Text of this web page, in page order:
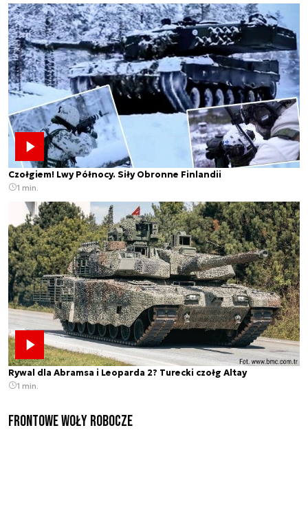
Czołgiem! Lwy Północy. Siły Obronne Finlandii
1 min.
Rywal dla Abramsa i Leoparda 2? Turecki czołg Altay
1 min.
Frontowe Woły Robocze